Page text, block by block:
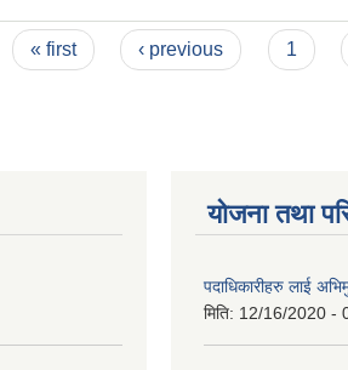
« first ‹ previous 1
योजना तथा
पदाधिकारीहरु लाई
मिति: 12/16/2020 -